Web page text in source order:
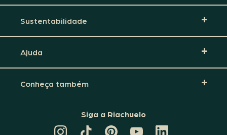
Sustentabilidade
Ajuda
Conheça também
Siga a Riachuelo
CANAL